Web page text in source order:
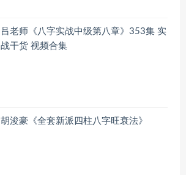
吕老师《八字实战中级第八章》353集 实
战干货 视频合集
胡浚豪《全套新派四柱八字旺衰法》